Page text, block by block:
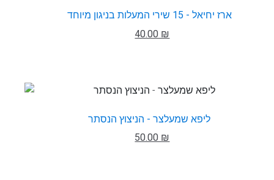
ארז יחיאל - 15 שירי המעלות בניגון מיוחד
40.00 ₪
ליפא שמעלצר - הניצוץ הנסתר
50.00 ₪